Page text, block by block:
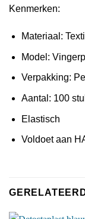
Kenmerken:
Materiaal:
Model:
Verpakking:
Aantal: 100
Elastisch
Voldoet aan